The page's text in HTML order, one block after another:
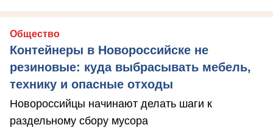
Общество
Контейнеры в Новороссийске не
резиновые: куда выбрасывать мебель,
технику и опасные отходы
Новороссийцы начинают делать шаги к
раздельному сбору мусора